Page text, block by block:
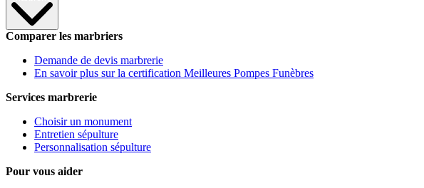
Comparer les marbriers
Demande de devis marbrerie
En savoir plus sur la certification Meilleures Pompes Funèbres
Services marbrerie
Choisir un monument
Entretien sépulture
Personnalisation sépulture
Pour vous aider